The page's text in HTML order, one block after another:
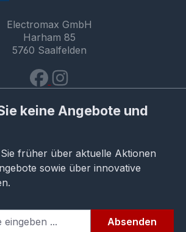
Electromax GmbH
Harham 85
5760 Saalfelden
keine Angebote und
früher über aktuelle Aktionen
sowie über innovative
Absenden